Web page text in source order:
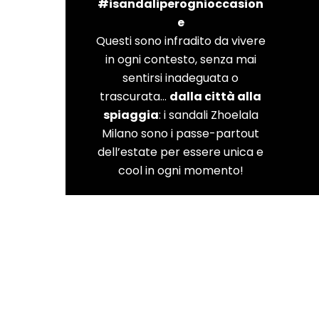
#isandaliperognioccasion
e
Questi sono infradito da vivere
in ogni contesto, senza mai
sentirsi inadeguata o
trascurata… dalla città alla
spiaggia: i sandali Zhoelala
Milano sono i passe-partout
dell’estate per essere unica e
cool in ogni momento!